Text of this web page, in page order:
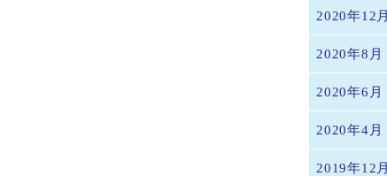
2020年12月
2020年8月
2020年6月
2020年4月
2019年12月